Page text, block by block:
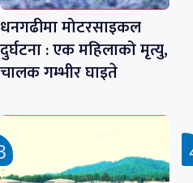
धनगढीमा मोटरसाइकल
दुर्घटना : एक महिलाको मृत्यु,
चालक गम्भीर घाइते